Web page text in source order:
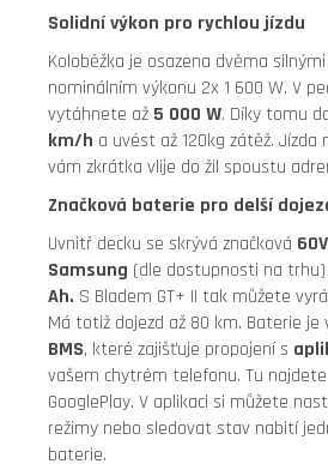
Solidní výkon pro rychlou jízdu
Koloběžka je osazena dvěma
nominálním výkonu 2x 1 600 W. V
vytáhnete až 5 000 W. Díky tomu
km/h a uvést až 120kg zátěž. Jízda
vám zkrátka vlije do žil spoustu
Značková baterie pro delší
Uvnitř decku se skrývá značková
Samsung (dle dostupnosti na trhu)
Ah. S Bladem GT+ II tak můžete
Má totiž dojezd až 80 km. Baterie je
BMS, které zajišťuje propojení s
vašem chytrém telefonu. Tu
GooglePlay. V aplikaci si můžete
režimy nebo sledovat stav nabití
baterie.